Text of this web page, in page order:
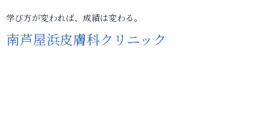
学び方が変われば、成績は変わる。
南芦屋浜皮膚科クリニック